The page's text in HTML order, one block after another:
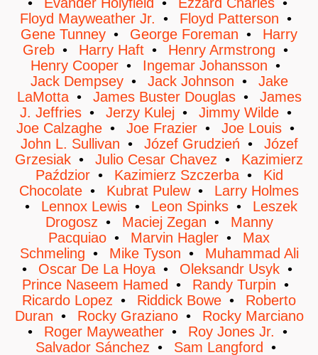
Floyd Mayweather Jr.
Floyd Patterson
Gene Tunney
George Foreman
Harry
Greb
Harry Haft
Henry Armstrong
Henry Cooper
Ingemar Johansson
Jack Dempsey
Jack Johnson
Jake
LaMotta
James Buster Douglas
James
J. Jeffries
Jerzy Kulej
Jimmy Wilde
Joe Calzaghe
Joe Frazier
Joe Louis
John L. Sullivan
Józef Grudzień
Józef
Grzesiak
Julio Cesar Chavez
Kazimierz
Paździor
Kazimierz Szczerba
Kid
Chocolate
Kubrat Pulew
Larry Holmes
Lennox Lewis
Leon Spinks
Leszek
Drogosz
Maciej Zegan
Manny
Pacquiao
Marvin Hagler
Max
Schmeling
Mike Tyson
Muhammad Ali
Oscar De La Hoya
Oleksandr Usyk
Prince Naseem Hamed
Randy Turpin
Ricardo Lopez
Riddick Bowe
Roberto
Duran
Rocky Graziano
Rocky Marciano
Roger Mayweather
Roy Jones Jr.
Salvador Sánchez
Sam Langford